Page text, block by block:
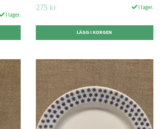
I lager.
275 kr I lager.